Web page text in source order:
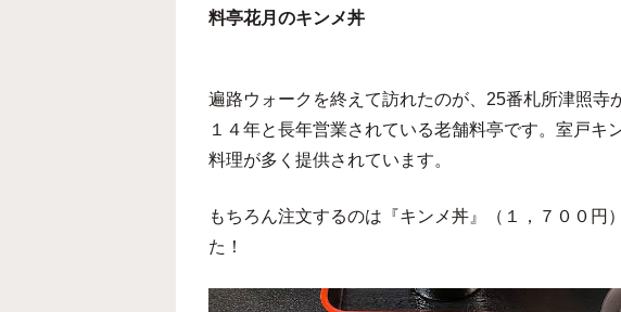
料亭花月のキンメ丼
遍路ウォークを終えて訪れたのが、25番札所津照寺
１４年と長年営業されている老舗料亭です。室戸キ
料理が多く提供されています。
もちろん注文するのは『キンメ丼』（１，７００
た！